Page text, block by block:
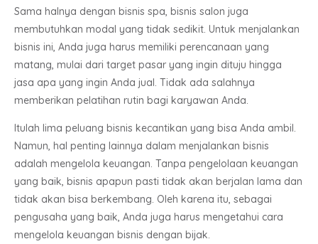
Sama halnya dengan bisnis spa, bisnis salon juga
membutuhkan modal yang tidak sedikit. Untuk menjalankan
bisnis ini, Anda juga harus memiliki perencanaan yang
matang, mulai dari target pasar yang ingin dituju hingga
jasa apa yang ingin Anda jual. Tidak ada salahnya
memberikan pelatihan rutin bagi karyawan Anda.
Itulah lima peluang bisnis kecantikan yang bisa Anda ambil.
Namun, hal penting lainnya dalam menjalankan bisnis
adalah mengelola keuangan. Tanpa pengelolaan keuangan
yang baik, bisnis apapun pasti tidak akan berjalan lama dan
tidak akan bisa berkembang. Oleh karena itu, sebagai
pengusaha yang baik, Anda juga harus mengetahui cara
mengelola keuangan bisnis dengan bijak.